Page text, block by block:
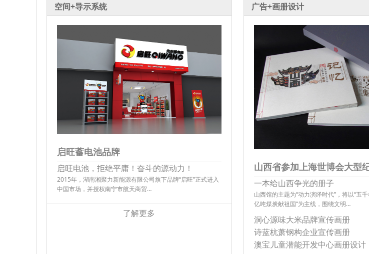
空间+导示系统
启旺蓄电池品牌
启旺电池，拒绝平庸！奋斗的源动力！
2015年，湖南湘聚力新能源有限公司旗下品牌“启旺”正式进入
中国市场，并授权南宁市航天商贸…
了解更多
广告+画册设计
山西省参加上海世博会大型
一本给山西争光的册子
山西馆的主题为“动力演绎时代”，将以“五
亿吨煤炭献祖国”为主线，围绕文明…
洞心源味大米品牌宣传画册
诗蓝杭萧钢构企业宣传画册
澳宝儿童潜能开发中心画册设计